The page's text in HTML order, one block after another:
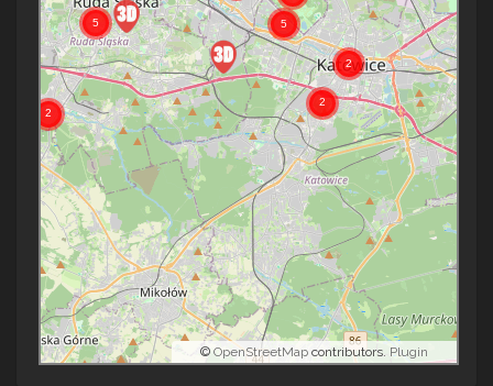
© OpenStreetMap contributors. Plugin